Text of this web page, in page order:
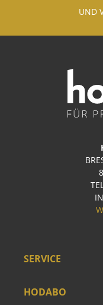
UND
SERVICE
HODABO